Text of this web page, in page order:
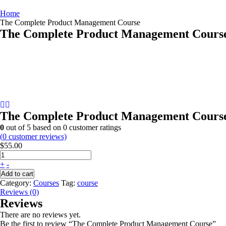
Home
The Complete Product Management Course
The Complete Product Management
The Complete Product Management
0 out of 5 based on 0 customer ratings
(0 customer reviews)
$55.00
+ -
Add to cart
Category: Courses Tag: course
Reviews (0)
Reviews
There are no reviews yet.
Be the first to review “The Complete Product Management Course”